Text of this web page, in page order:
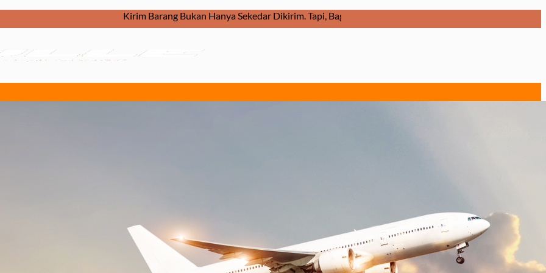
Kirim Barang Bukan Hanya Sekedar Dikirim. Tapi, Bagaimana Barang Dikirim Dalam Keadaan Baik dan Diterima Ditujuan